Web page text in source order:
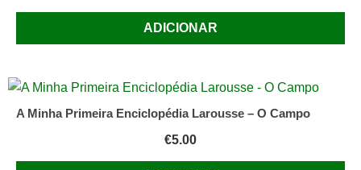
ADICIONAR
A Minha Primeira Enciclopédia Larousse – O Campo
€5.00